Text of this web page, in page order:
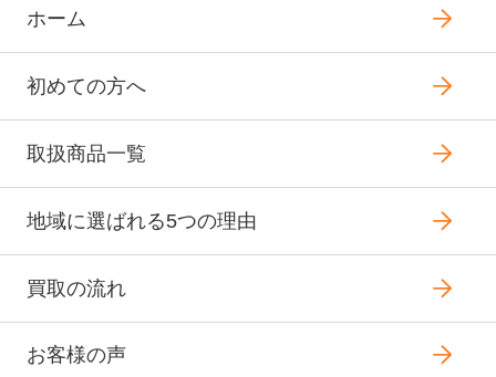
ホーム
初めての方へ
取扱商品一覧
地域に選ばれる5つの理由
買取の流れ
お客様の声